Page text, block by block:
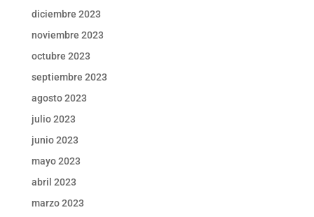
diciembre 2023
noviembre 2023
octubre 2023
septiembre 2023
agosto 2023
julio 2023
junio 2023
mayo 2023
abril 2023
marzo 2023